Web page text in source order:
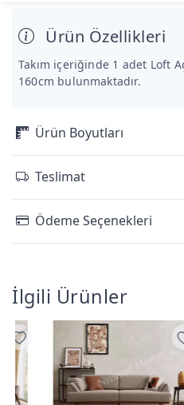
Ürün Özellikleri
Takım içeriğinde 1 adet Loft
160cm bulunmaktadır.
Ürün Boyutları
Teslimat
Ödeme Seçenekleri
İlgili Ürünler